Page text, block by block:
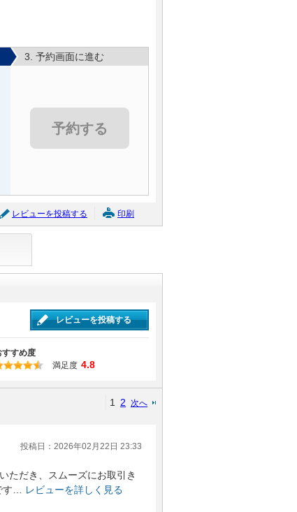
3. 予約画面に進む
予約する
レビューを投稿する 印刷
レビューを投稿する
すすめ度
満足度 4.8
1 2 次へ
投稿日：2026年02月22日 23:33
ただき、スムーズにお取引き
…
レビューを詳しく見る